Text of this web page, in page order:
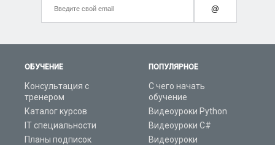
ОБУЧЕНИЕ
Консультация с
тренером
Каталог курсов
IT специальности
Планы подписок
ПОПУЛЯРНОЕ
С чего начать
обучение
Видеоуроки Python
Видеоуроки C#
Видеоуроки
@